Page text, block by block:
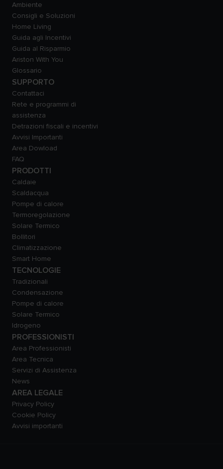
Ambiente
Consigli e Soluzioni
Home Living
Guida agli Incentivi
Guida al Risparmio
Ariston With You
Glossario
SUPPORTO
Contattaci
Rete e programmi di
assistenza
Detrazioni fiscali e incentivi
Avvisi Importanti
Area Dowload
FAQ
PRODOTTI
Caldaie
Scaldacqua
Pompe di calore
Termoregolazione
Solare Termico
Bollitori
Climatizzazione
Smart Home
TECNOLOGIE
Tradizionali
Condensazione
Pompe di calore
Solare Termico
Idrogeno
PROFESSIONISTI
Area Professionisti
Area Tecnica
Servizi di Assistenza
News
AREA LEGALE
Privacy Policy
Cookie Policy
Avvisi importanti